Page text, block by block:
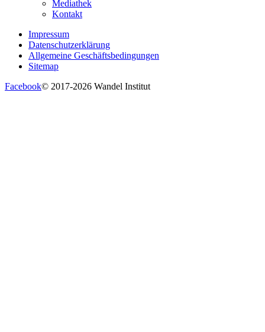
Mediathek
Kontakt
Impressum
Datenschutzerklärung
Allgemeine Geschäftsbedingungen
Sitemap
Facebook© 2017-2026 Wandel Institut